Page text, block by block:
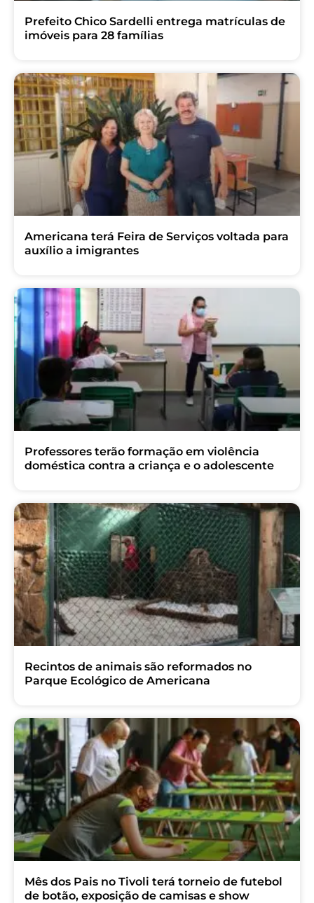
Prefeito Chico Sardelli entrega matrículas de
imóveis para 28 famílias
Americana terá Feira de Serviços voltada para
auxílio a imigrantes
Professores terão formação em violência
doméstica contra a criança e o adolescente
Recintos de animais são reformados no
Parque Ecológico de Americana
Mês dos Pais no Tivoli terá torneio de futebol
de botão, exposição de camisas e show